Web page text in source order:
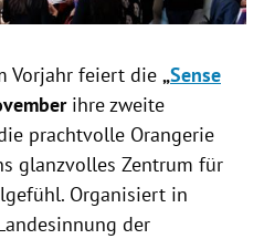
Vorjahr feiert die „Sense
ihre zweite
prachtvolle Orangerie
glanzvolles Zentrum für
Organisiert in
der